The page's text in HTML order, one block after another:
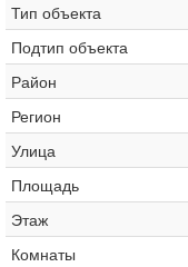
Тип объекта
Подтип объекта
Район
Регион
Улица
Площадь
Этаж
Комнаты